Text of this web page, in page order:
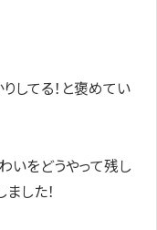
してる！と褒めてい
いをどうやって残し
した！